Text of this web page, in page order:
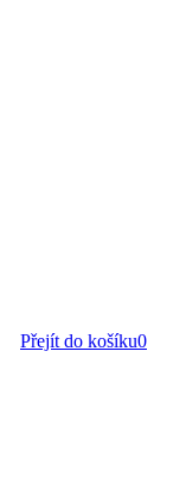
Přejít do košíku0